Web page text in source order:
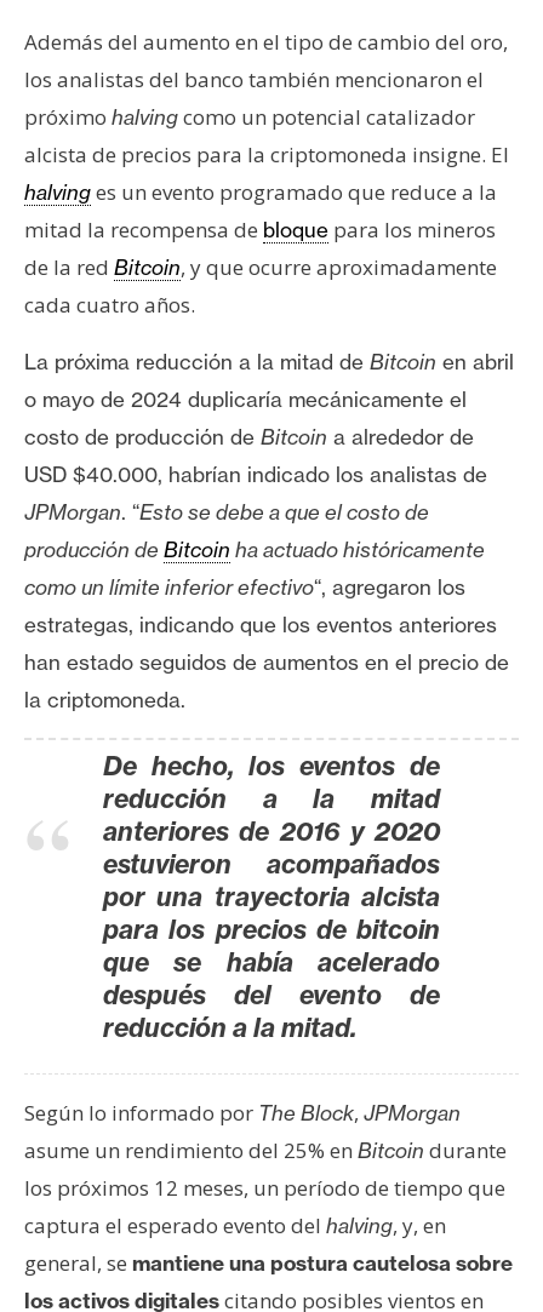
i
c
d
a
d
Además del aumento en el tipo de cambio del oro,
los analistas del banco también mencionaron el
próximo halvingcomo un potencial catalizador
alcista de precios para la criptomoneda insigne. El
halvinges un evento programado que reduce a la
mitad la recompensa de bloque para los mineros
de la red Bitcoin, y que ocurre aproximadamente
cada cuatro años.
La próxima reducción a la mitad de Bitcoin en abril
o mayo de 2024 duplicaría mecánicamente el
costo de producción de Bitcoin a alrededor de
USD $40.000, habrían indicado los analistas de
JPMorgan. “Esto se debe a que el costo de
producción de Bitcoin ha actuado históricamente
como un límite inferior efectivo“, agregaron los
estrategas, indicando que los eventos anteriores
han estado seguidos de aumentos en el precio de
la criptomoneda.
De hecho, los eventos de
reducción a la mitad
anteriores de 2016 y 2020
estuvieron acompañados
por una trayectoria alcista
para los precios de bitcoin
que se había acelerado
después del evento de
reducción a la mitad.
Según lo informado por The Block, JPMorgan
asume un rendimiento del 25% en Bitcoin durante
los próximos 12 meses, un período de tiempo que
captura el esperado evento del halving, y, en
general, se mantiene una postura cautelosa sobre
los activos digitalescitando posibles vientos en